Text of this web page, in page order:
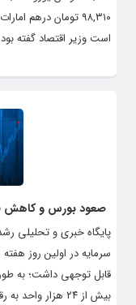
است وزیر اقتصاد گفته بود که قیمت
صعود بورس و کاهش
سرمایه در اولین روز
قابل توجهی داشت؛ به